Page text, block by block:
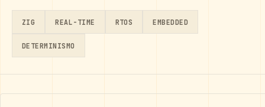
ZIG REAL-TIME RTOS EMBEDDED
DETERMINISMO